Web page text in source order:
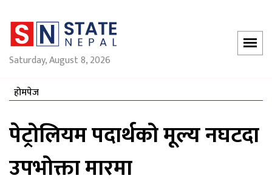
Saturday, August 8, 2026
होमपेज
पेट्रोलियम पदार्थको मूल्य नघटदा
उपभोक्ता मारमा